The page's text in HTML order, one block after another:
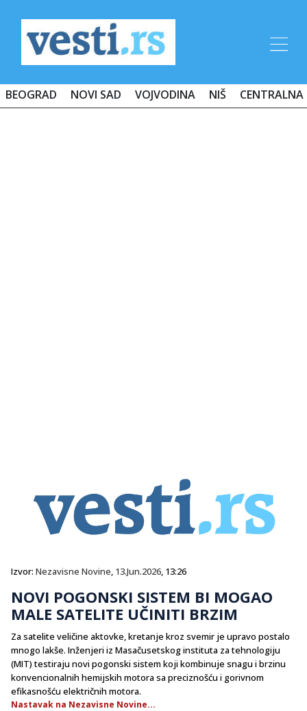
BEOGRAD NOVI SAD VOJVODINA NIŠ CENTRALNA
Izvor: Nezavisne Novine, 13.Jun.2026, 13:26
NOVI POGONSKI SISTEM BI MOGAO
MALE SATELITE UČINITI BRZIM
​Za satelite veličine aktovke, kretanje kroz svemir je upravo postalo
mnogo lakše. Inženjeri iz Masačusetskog instituta za tehnologiju
(MIT) testiraju novi pogonski sistem koji kombinuje snagu i brzinu
konvencionalnih hemijskih motora sa preciznošću i gorivnom
efikasnošću električnih motora.
Nastavak na Nezavisne Novine...